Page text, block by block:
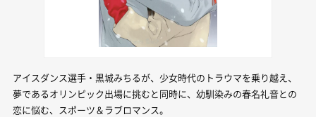
アイスダンス選手・黒城みちるが、少女時代のトラウマを乗り越え、
夢であるオリンピック出場に挑むと同時に、幼馴染みの春名礼音との
恋に悩む、スポーツ＆ラブロマンス。